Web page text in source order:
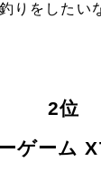
りをしたい
2位
ゲーム